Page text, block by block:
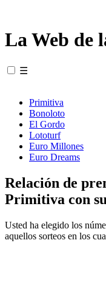
La Web de
☰
Primitiva
Bonoloto
El Gordo
Lototurf
Euro Millones
Euro Dreams
Relación de
Primitiva con
Usted ha elegido los
aquellos sorteos en los